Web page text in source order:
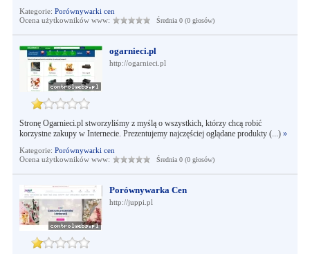
Kategorie: Porównywarki cen
Ocena użytkowników www:
Średnia 0 (0 głosów)
ogarnieci.pl
http://ogarnieci.pl
Stronę Ogarnieci.pl stworzyliśmy z myślą o wszystkich, którzy chcą robić
korzystne zakupy w Internecie. Prezentujemy najczęściej oglądane produkty (...) »
Kategorie: Porównywarki cen
Ocena użytkowników www:
Średnia 0 (0 głosów)
Porównywarka Cen
http://juppi.pl